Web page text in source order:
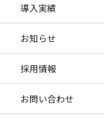
導入実績
お知らせ
採用情報
お問い合わせ